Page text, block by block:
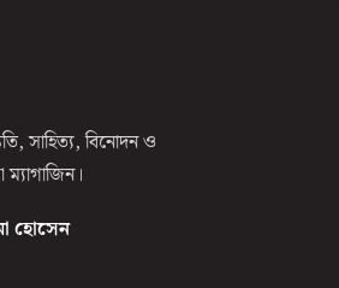
সাহিত্য, বিনোদন ও
হোসেন